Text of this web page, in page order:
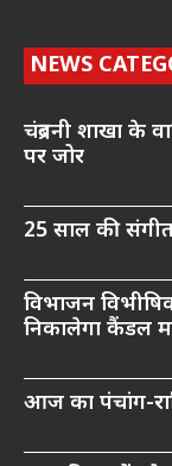
NEWS
चंद्रबनी शाखा के
पर जोर
25 साल की
विभाजन
निकालेगा कैंडल
आज का पंचांग-